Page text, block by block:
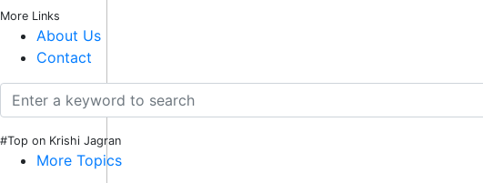
More Links
About Us
Contact
#Top on Krishi Jagran
More Topics